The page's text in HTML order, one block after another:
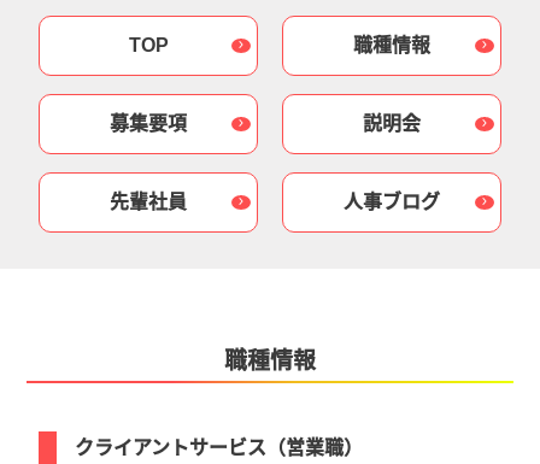
採用情報
TOP 職種情報
募集要項 説明会
先輩社員 人事ブログ
職種情報
クライアントサービス（営業職）